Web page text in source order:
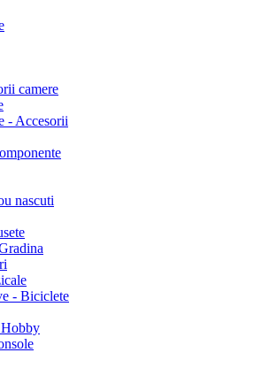
camere
- Accesorii
nascuti
- Biciclete